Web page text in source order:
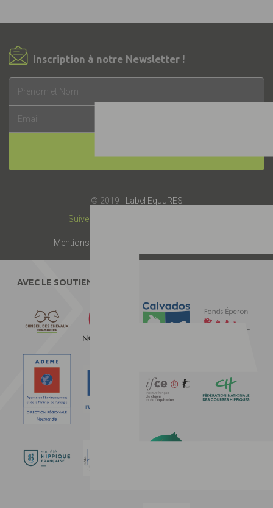
Inscription à notre Newsletter !
© 2019 -
Label EquuRES
Suivez-nous :
Mentions légales
AVEC LE SOUTIEN DE :